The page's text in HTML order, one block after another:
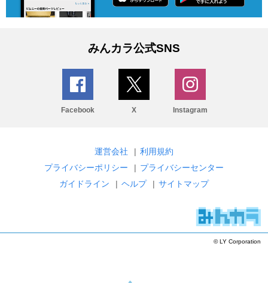
みんカラ公式SNS
Facebook X Instagram
運営会社 | 利用規約
プライバシーポリシー
| プライバシーセンター
ガイドライン
| ヘルプ | サイトマップ
© LY Corporation